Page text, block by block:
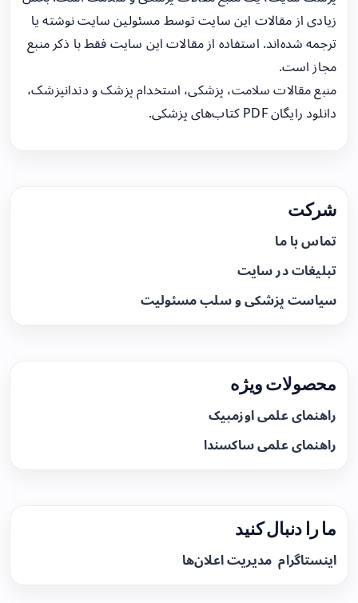
زیادی از مقالات این سایت توسط مسئولین سایت نوشته یا
ترجمه شده‌اند. استفاده از مقالات این سایت فقط با ذکر منبع
مجاز است.
منبع مقالات سلامت، پزشکی، استخدام پزشک و دندانپزشک،
دانلود رایگان PDF کتاب‌های پزشکی.
شرکت
تماس با ما
تبلیغات در سایت
سیاست پزشکی و سلب مسئولیت
محصولات ویژه
راهنمای علمی اوزمپیک
راهنمای علمی ساکسندا
ما را دنبال کنید
اینستاگرام مدیریت اعلان‌ها